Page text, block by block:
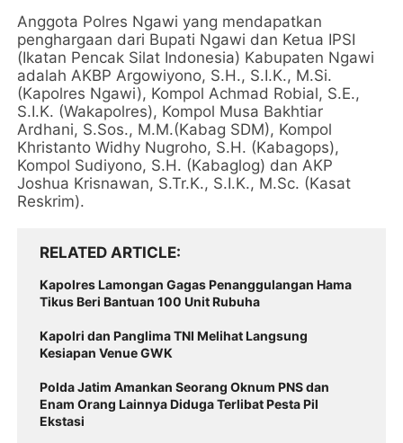
Anggota Polres Ngawi yang mendapatkan
penghargaan dari Bupati Ngawi dan Ketua IPSI
(Ikatan Pencak Silat Indonesia) Kabupaten Ngawi
adalah AKBP Argowiyono, S.H., S.I.K., M.Si.
(Kapolres Ngawi), Kompol Achmad Robial, S.E.,
S.I.K. (Wakapolres), Kompol Musa Bakhtiar
Ardhani, S.Sos., M.M.(Kabag SDM), Kompol
Khristanto Widhy Nugroho, S.H. (Kabagops),
Kompol Sudiyono, S.H. (Kabaglog) dan AKP
Joshua Krisnawan, S.Tr.K., S.I.K., M.Sc. (Kasat
Reskrim).
RELATED ARTICLE
Kapolres Lamongan Gagas Penanggulangan Hama
Tikus Beri Bantuan 100 Unit Rubuha
Kapolri dan Panglima TNI Melihat Langsung
Kesiapan Venue GWK
Polda Jatim Amankan Seorang Oknum PNS dan
Enam Orang Lainnya Diduga Terlibat Pesta Pil
Ekstasi